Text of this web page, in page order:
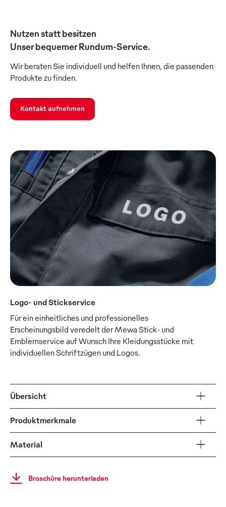
Nutzen statt besitzen
Unser bequemer Rundum-Service.
Wir beraten Sie individuell und helfen Ihnen, die passenden
Produkte zu finden.
Kontakt aufnehmen
Logo- und Stickservice
Für ein einheitliches und professionelles
Erscheinungsbild veredelt der Mewa Stick- und
Emblemservice auf Wunsch Ihre Kleidungsstücke mit
individuellen Schriftzügen und Logos.
Übersicht
Produktmerkmale
Material
Broschüre herunterladen